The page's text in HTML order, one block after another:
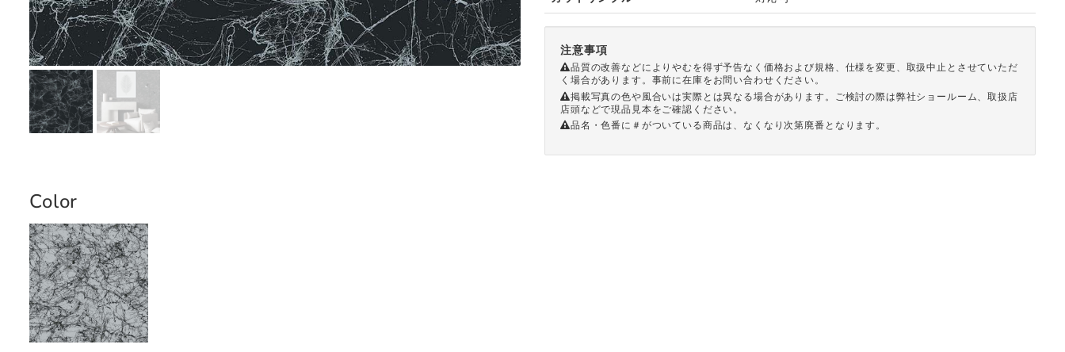
注意事項
品質の改善などによりやむを得ず予告なく価格および規格、仕様を変更、取扱中止とさせていただ
く場合があります。事前に在庫をお問い合わせください。
掲載写真の色や風合いは実際とは異なる場合があります。ご検討の際は弊社ショールーム、取扱店
店頭などで現品見本をご確認ください。
品名・色番に＃がついている商品は、なくなり次第廃番となります。
Color